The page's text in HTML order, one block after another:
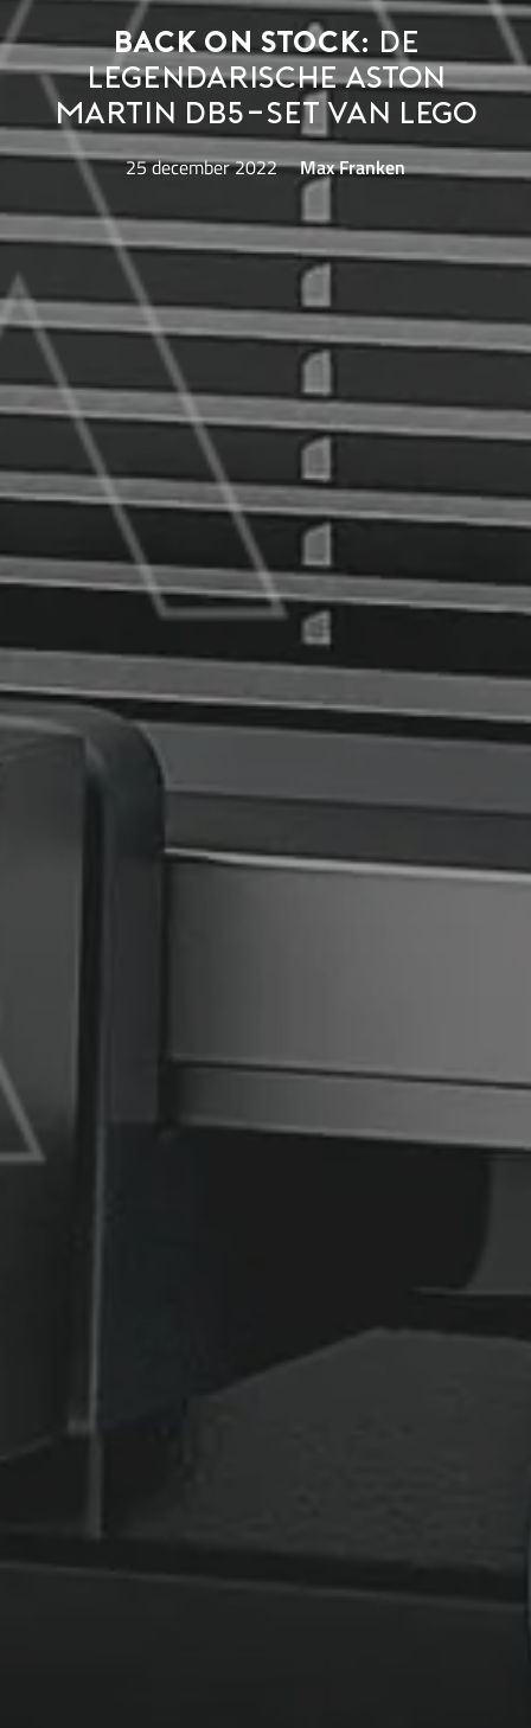
Back on stock: de
legendarische Aston
Martin DB5-set van LEGO
25 december 2022 Max Franken